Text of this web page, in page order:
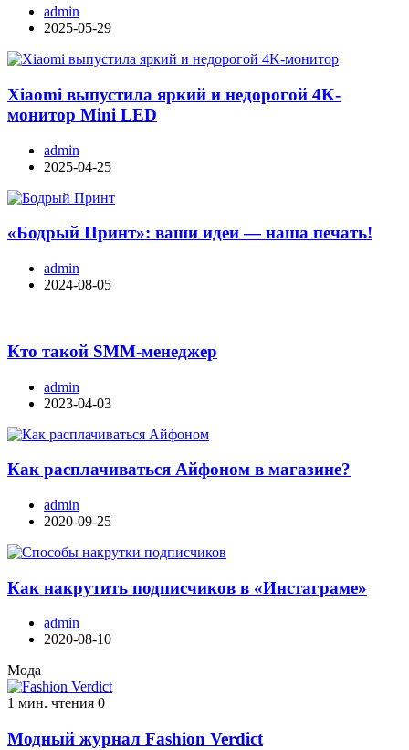
admin
2025-05-29
Xiaomi выпустила яркий и недорогой 4K-
монитор Mini LED
admin
2025-04-25
«Бодрый Принт»: ваши идеи — наша печать!
admin
2024-08-05
Кто такой SMM-менеджер
admin
2023-04-03
Как расплачиваться Айфоном в магазине?
admin
2020-09-25
Как накрутить подписчиков в «Инстаграме»
admin
2020-08-10
Мода
1 мин. чтения 0
Модный журнал Fashion Verdict